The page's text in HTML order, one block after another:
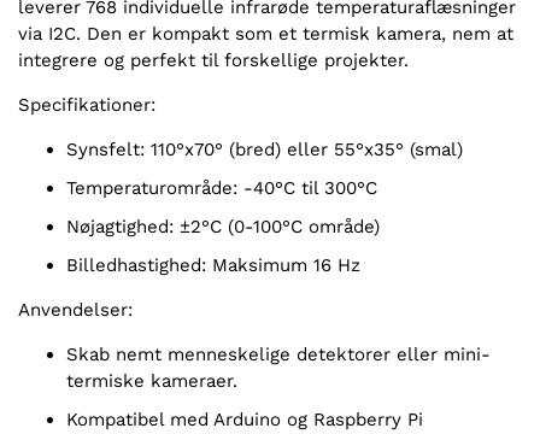
leverer 768 individuelle infrarøde temperaturaflæsninger
via I2C. Den er kompakt som et termisk kamera, nem at
integrere og perfekt til forskellige projekter.
Specifikationer:
Synsfelt: 110°x70° (bred) eller 55°x35° (smal)
Temperaturområde: -40°C til 300°C
Nøjagtighed: ±2°C (0-100°C område)
Billedhastighed: Maksimum 16 Hz
Anvendelser:
Skab nemt menneskelige detektorer eller mini-
termiske kameraer.
Kompatibel med Arduino og Raspberry Pi